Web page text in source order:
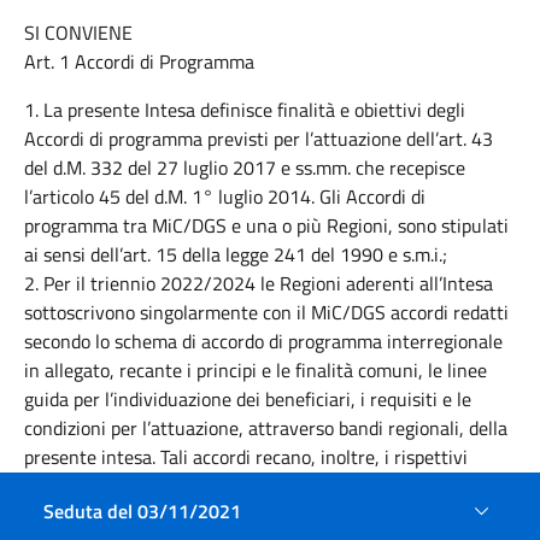
SI CONVIENE
Art. 1 Accordi di Programma
1. La presente Intesa definisce finalità e obiettivi degli
Accordi di programma previsti per l’attuazione dell’art. 43
del d.M. 332 del 27 luglio 2017 e ss.mm. che recepisce
l’articolo 45 del d.M. 1° luglio 2014. Gli Accordi di
programma tra MiC/DGS e una o più Regioni, sono stipulati
ai sensi dell’art. 15 della legge 241 del 1990 e s.m.i.;
2. Per il triennio 2022/2024 le Regioni aderenti all’Intesa
sottoscrivono singolarmente con il MiC/DGS accordi redatti
secondo lo schema di accordo di programma interregionale
in allegato, recante i principi e le finalità comuni, le linee
guida per l’individuazione dei beneficiari, i requisiti e le
condizioni per l’attuazione, attraverso bandi regionali, della
presente intesa. Tali accordi recano, inoltre, i rispettivi
ciascuno degli anni successivi 2023 e 2024 le Regioni
Seduta del 03/11/2021